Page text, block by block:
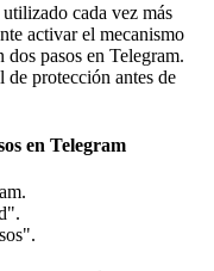
cada vez más
activar el mecanismo
pasos en Telegram.
de protección antes de
en Telegram